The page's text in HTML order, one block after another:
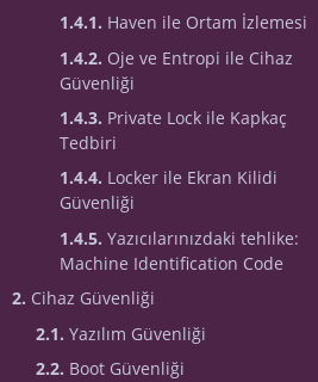
1.4.1. Haven ile Ortam İzlemesi
1.4.2. Oje ve Entropi ile Cihaz
Güvenliği
1.4.3. Private Lock ile Kapkaç
Tedbiri
1.4.4. Locker ile Ekran Kilidi
Güvenliği
1.4.5. Yazıcılarınızdaki tehlike:
Machine Identification Code
2. Cihaz Güvenliği
2.1. Yazılım Güvenliği
2.2. Boot Güvenliği